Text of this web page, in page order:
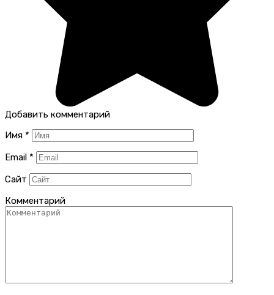
Добавить комментарий
Имя *
Email *
Сайт
Комментарий